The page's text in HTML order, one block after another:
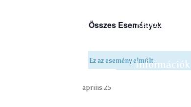
Kezdőlap
Információk
« Összes Események
Ez az esemény elmúlt.
április 25